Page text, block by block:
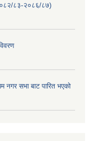
८३-२०८६/८७)
सभा बाट पारित भएको